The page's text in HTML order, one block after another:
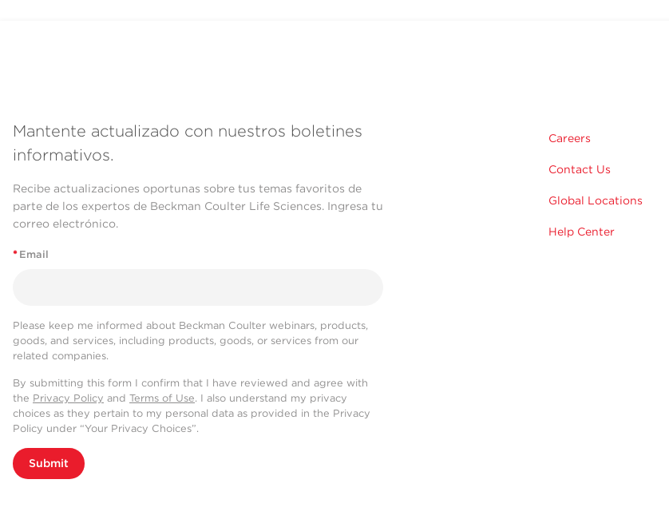
Mantente actualizado con nuestros boletines
informativos.
Recibe actualizaciones oportunas sobre tus temas favoritos de
parte de los expertos de Beckman Coulter Life Sciences. Ingresa tu
correo electrónico.
* Email
Please keep me informed about Beckman Coulter webinars, products,
goods, and services, including products, goods, or services from our
related companies.
By submitting this form I confirm that I have reviewed and agree with
the Privacy Policy and Terms of Use. I also understand my privacy
choices as they pertain to my personal data as provided in the Privacy
Policy under “Your Privacy Choices”.
Submit
Careers
Contact Us
Global Locations
Help Center